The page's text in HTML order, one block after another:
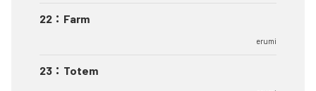
22 ： Farm
erumi
23 ： Totem